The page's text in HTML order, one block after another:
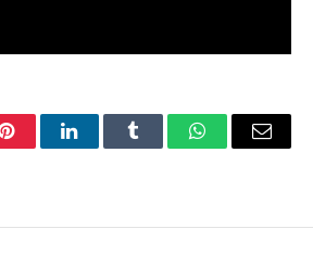
PinterestLinkedInTumblr WhatsAppEmail